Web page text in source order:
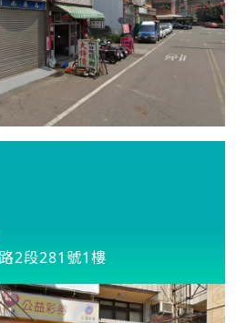
2段281號1樓